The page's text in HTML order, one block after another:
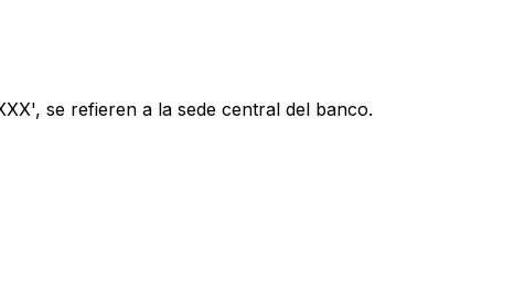
se refieren a la sede central del banco.